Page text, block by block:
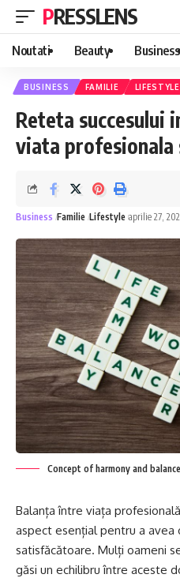
PRESSLENS
Noutati Beauty Business
BUSINESS FAMILIE LIFESTYLE
Reteta succesului
viata profesionala
Business Familie Lifestyle aprilie 27,
Concept of harmony and
Balanța între viața
aspect esențial pentru a avea
satisfăcătoare. Mulți oameni
găsi un echilibru între aceste